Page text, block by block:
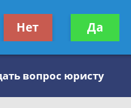
Получите консультацию
бесплатно
вопрос юристу
Нет Да